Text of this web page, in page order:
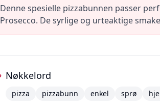
Denne spesielle pizzabunnen passer
Prosecco. De syrlige og urteaktige
Nøkkelord
pizza pizzabunn enkel sprø